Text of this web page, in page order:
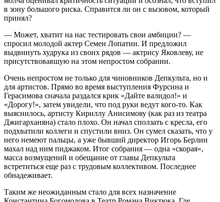
в зону большого риска. Справится ли он с вызовом, который
принял?
— Может, хватит на нас тестировать свои амбиции? —
спросил молодой актер Семен Лопатин. И предложил
выдвинуть худрука из своих рядов — актрису Яковлеву, не
присутствовавшую на этом непростом собрании.
Очень непростом не только для чиновников Депкульта, но и
для артистов. Прямо во время выступления Фурсина и
Герасимова сначала раздался крик «Дайте валидол!» и
«Дорогу!», затем увидели, что под руки ведут кого-то. Как
выяснилось, артисту Кириллу Анисимову (как раз из театра
Джигарханяна) стало плохо. Он начал сползать с кресла, его
подхватили коллеги и спустили вниз. Он сумел сказать, что у
него немеют пальцы, а уже бывший директор Игорь Берлин
махал над ним пиджаком. Итог собрания — одна «скорая»,
масса возмущений и обещание от главы Депкульта
встретиться еще раз с трудовым коллективом. Последнее
обнадеживает.
Таким же неожиданным стало для всех назначение